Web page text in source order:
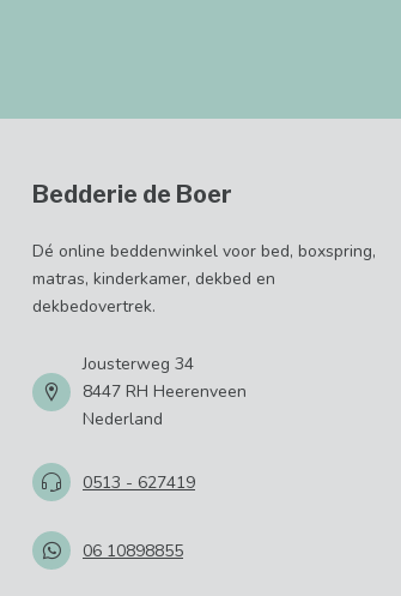
Bedderie de Boer
Dé online beddenwinkel voor bed, boxspring,
matras, kinderkamer, dekbed en
dekbedovertrek.
Jousterweg 34
8447 RH Heerenveen
Nederland
0513 - 627419
06 10898855